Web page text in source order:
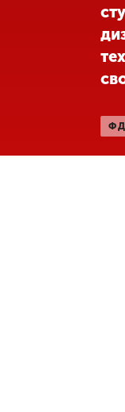
комиссия
+7 (831) 262-26-